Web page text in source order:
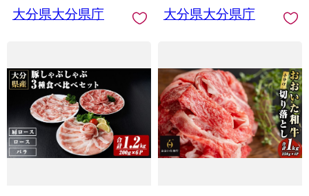
大分県大分県庁
大分県大分県庁